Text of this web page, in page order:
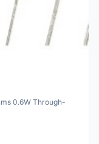
0.6W Through-